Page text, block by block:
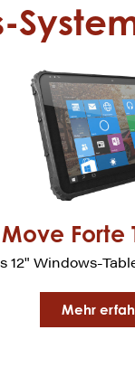
Move Forte
12" Windows-
Mehr